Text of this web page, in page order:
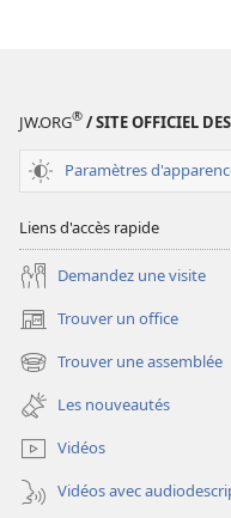
JW.ORG® / SITE OFFICIEL
Paramètres
Liens d'accès rapide
Demandez une visite
Trouver un office
(ouvre
une
nouvelle
fenêtre)
Trouver une assemblée
(ouvre
une
nouvelle
fenêtre)
Les nouveautés
Vidéos
Vidéos avec